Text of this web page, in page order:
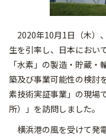
2020年10月1日（木）
生を引率し、日本におい
「水素」の製造・貯蔵
築及び事業可能性の検討
素技術実証事業」の現場
所）」を訪問しました。
横浜港の風を受けて発